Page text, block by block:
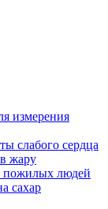
измерения
слабого сердца
жару
пожилых людей
сахар